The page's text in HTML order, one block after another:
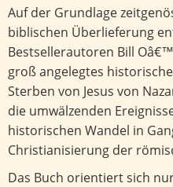
Auf der Grundlage
biblischen Überlieferung
Bestsellerautoren Bill
groß angelegtes
Sterben von Jesus von
die umwälzenden
historischen Wandel in
Christianisierung der
Das Buch orientiert sich